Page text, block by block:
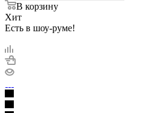
В корзину
Хит
Есть в шоу-руме!